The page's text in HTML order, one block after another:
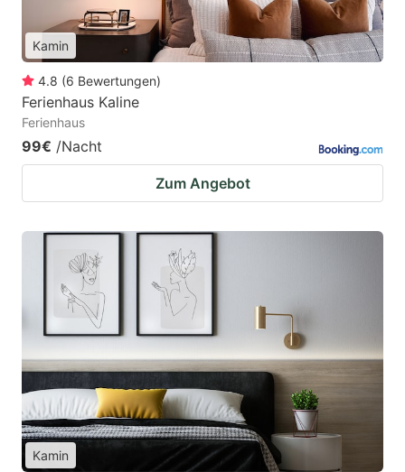
Kamin
4.8 (6 Bewertungen)
Ferienhaus Kaline
Ferienhaus
99€ /Nacht
Zum Angebot
Kamin